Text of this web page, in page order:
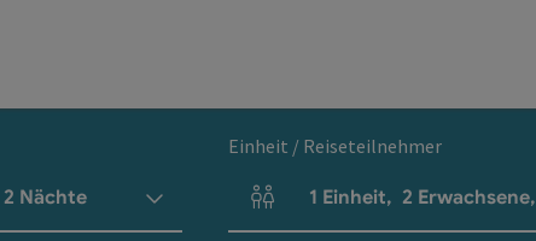
2 Nächte
Einheit / Reiseteilnehmer
Einheitenanzahl und Personenfelder
1 Einheit, 2 Erwachsene,